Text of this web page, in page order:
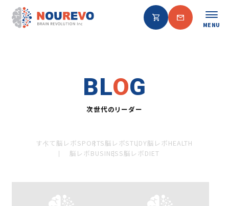
MENU
BLOG
次世代のリーダー
すべて脳レボSPORTS脳レボSTUDY脳レボHEALTH
脳レボBUSINESS脳レボDIET